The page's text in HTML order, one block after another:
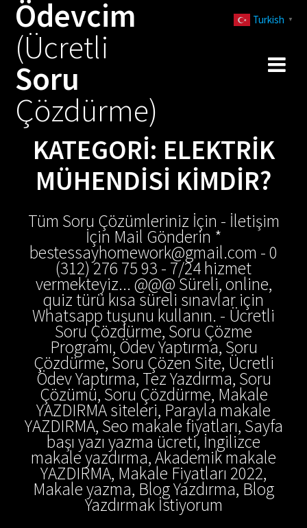
Ödevcim
(Ücretli
Soru
Çözdürme)
KATEGORI: ELEKTRIK
MÜHENDISI KIMDIR?
Tüm Soru Çözümleriniz İçin - İletişim
İçin Mail Gönderin *
bestessayhomework@gmail.com - 0
(312) 276 75 93 - 7/24 hizmet
vermekteyiz... @@@ Süreli, online,
quiz türü kısa süreli sınavlar için
Whatsapp tuşunu kullanın. - Ücretli
Soru Çözdürme, Soru Çözme
Programı, Ödev Yaptırma, Soru
Çözdürme, Soru Çözen Site, Ücretli
Ödev Yaptırma, Tez Yazdırma, Soru
Çözümü, Soru Çözdürme, Makale
YAZDIRMA siteleri, Parayla makale
YAZDIRMA, Seo makale fiyatları, Sayfa
başı yazı yazma ücreti, İngilizce
makale yazdırma, Akademik makale
YAZDIRMA, Makale Fiyatları 2022,
Makale yazma, Blog Yazdırma, Blog
Yazdırmak İstiyorum
Turkish ▼